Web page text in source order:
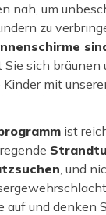
nah, um
zu
Sie sich bräunen
mit
ist
, und
auf und denken